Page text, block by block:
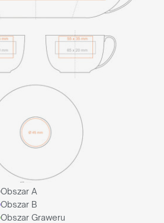
Obszar A
Obszar B
Obszar Graweru